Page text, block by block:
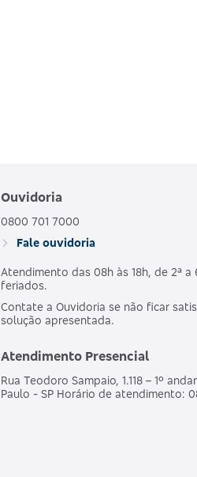
Ouvidoria
0800 701 7000
Fale ouvidoria
Atendimento das 08h às 18h, de 2ª a
feriados.
Contate a Ouvidoria se não ficar
solução apresentada.
Atendimento Presencial
Rua Teodoro Sampaio, 1.118 – 1º
Paulo - SP Horário de atendimento: